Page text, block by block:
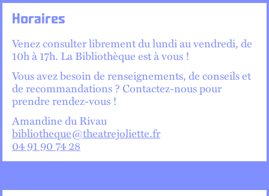
Horaires
Venez consulter librement du lundi au vendredi, de
10h à 17h. La Bibliothèque est à vous !
Vous avez besoin de renseignements, de conseils et
de recommandations ? Contactez-nous pour
prendre rendez-vous !
Amandine du Rivau
bibliotheque@theatrejoliette.fr
04 91 90 74 28